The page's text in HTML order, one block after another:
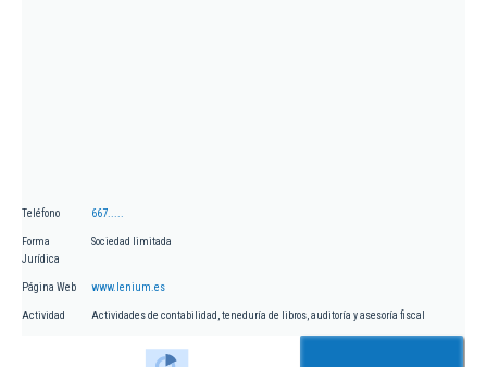
Teléfono 667.....
Forma
Jurídica
Sociedad limitada
Página Web www.lenium.es
Actividad Actividades de contabilidad, teneduría de libros, auditoría y asesoría fiscal